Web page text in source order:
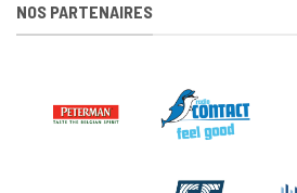
NOS PARTENAIRES